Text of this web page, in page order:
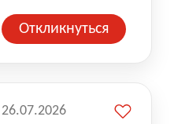
Откликнуться
26.07.2026